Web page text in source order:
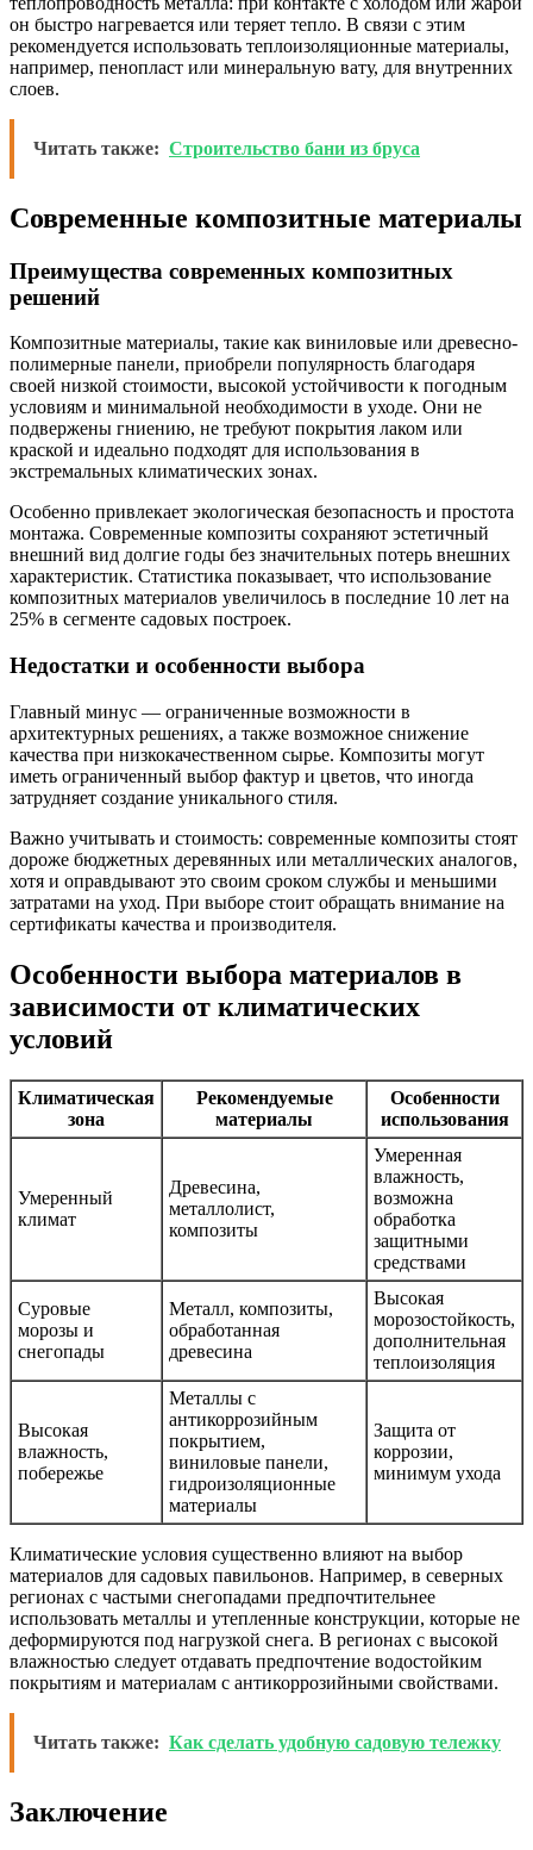
он быстро нагревается или теряет тепло. В связи с этим
рекомендуется использовать теплоизоляционные материалы,
например, пенопласт или минеральную вату, для внутренних
слоев.
Читать также: Строительство бани из бруса
Современные композитные материалы
Преимущества современных композитных
решений
Композитные материалы, такие как виниловые или древесно-
полимерные панели, приобрели популярность благодаря
своей низкой стоимости, высокой устойчивости к погодным
условиям и минимальной необходимости в уходе. Они не
подвержены гниению, не требуют покрытия лаком или
краской и идеально подходят для использования в
экстремальных климатических зонах.
Особенно привлекает экологическая безопасность и простота
монтажа. Современные композиты сохраняют эстетичный
внешний вид долгие годы без значительных потерь внешних
характеристик. Статистика показывает, что использование
композитных материалов увеличилось в последние 10 лет на
25% в сегменте садовых построек.
Недостатки и особенности выбора
Главный минус — ограниченные возможности в
архитектурных решениях, а также возможное снижение
качества при низкокачественном сырье. Композиты могут
иметь ограниченный выбор фактур и цветов, что иногда
затрудняет создание уникального стиля.
Важно учитывать и стоимость: современные композиты стоят
дороже бюджетных деревянных или металлических аналогов,
хотя и оправдывают это своим сроком службы и меньшими
затратами на уход. При выборе стоит обращать внимание на
сертификаты качества и производителя.
Особенности выбора материалов в
зависимости от климатических
условий
Климатическая
зона
Рекомендуемые
материалы
Особенности
использования
Умеренный
климат
Древесина,
металлолист,
композиты
Умеренная
влажность,
возможна
обработка
защитными
средствами
Суровые
морозы и
снегопады
Металл, композиты,
обработанная
древесина
Высокая
морозостойкость,
дополнительная
теплоизоляция
Высокая
влажность,
побережье
Металлы с
антикоррозийным
покрытием,
виниловые панели,
гидроизоляционные
материалы
Защита от
коррозии,
минимум ухода
Климатические условия существенно влияют на выбор
материалов для садовых павильонов. Например, в северных
регионах с частыми снегопадами предпочтительнее
использовать металлы и утепленные конструкции, которые не
деформируются под нагрузкой снега. В регионах с высокой
влажностью следует отдавать предпочтение водостойким
покрытиям и материалам с антикоррозийными свойствами.
Читать также: Как сделать удобную садовую тележку
Заключение